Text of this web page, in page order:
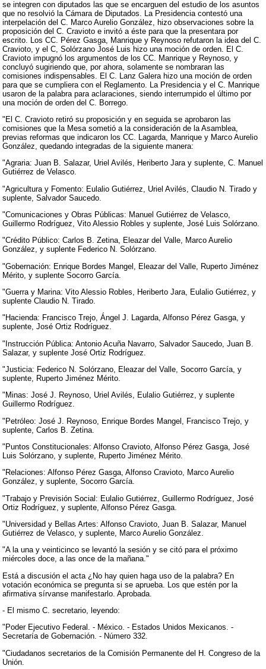
se integren con diputados las que se encarguen del estudio de los asuntos
que no resolvió la Cámara de Diputados. La Presidencia contestó una
interpelación del C. Marco Aurelio González, hizo observaciones sobre la
proposición del C. Cravioto e invitó a éste para que la presentara por
escrito. Los CC. Pérez Gasga, Manrique y Reynoso refutaron la idea del C.
Cravioto, y el C, Solórzano José Luis hizo una moción de orden. El C.
Cravioto impugnó los argumentos de los CC. Manrique y Reynoso, y
concluyó sugiriendo que, por ahora, solamente se nombraran las
comisiones indispensables. El C. Lanz Galera hizo una moción de orden
para que se cumpliera con el Reglamento. La Presidencia y el C. Manrique
usaron de la palabra para aclaraciones, siendo interrumpido el último por
una moción de orden del C. Borrego.
"El C. Cravioto retiró su proposición y en seguida se aprobaron las
comisiones que la Mesa sometió a la consideración de la Asamblea,
previas reformas que indicaron los CC. Lagarda, Manrique y Marco Aurelio
González, quedando integradas de la siguiente manera:
"Agraria: Juan B. Salazar, Uriel Avilés, Heriberto Jara y suplente, C. Manuel
Gutiérrez de Velasco.
"Agricultura y Fomento: Eulalio Gutiérrez, Uriel Avilés, Claudio N. Tirado y
suplente, Salvador Saucedo.
"Comunicaciones y Obras Públicas: Manuel Gutiérrez de Velasco,
Guillermo Rodríguez, Vito Alessio Robles y suplente, José Luis Solórzano.
"Crédito Público: Carlos B. Zetina, Eleazar del Valle, Marco Aurelio
González, y suplente Federico N. Solórzano.
"Gobernación: Enrique Bordes Mangel, Eleazar del Valle, Ruperto Jiménez
Mérito, y suplente Socorro García.
"Guerra y Marina: Vito Alessio Robles, Heriberto Jara, Eulalio Gutiérrez, y
suplente Claudio N. Tirado.
"Hacienda: Francisco Trejo, Ángel J. Lagarda, Alfonso Pérez Gasga, y
suplente, José Ortiz Rodríguez.
"Instrucción Pública: Antonio Acuña Navarro, Salvador Saucedo, Juan B.
Salazar, y suplente José Ortiz Rodríguez.
"Justicia: Federico N. Solórzano, Eleazar del Valle, Socorro García, y
suplente, Ruperto Jiménez Mérito.
"Minas: José J. Reynoso, Uriel Avilés, Eulalio Gutiérrez, y suplente
Guillermo Rodríguez.
"Petróleo: José J. Reynoso, Enrique Bordes Mangel, Francisco Trejo, y
suplente, Carlos B. Zetina.
"Puntos Constitucionales: Alfonso Cravioto, Alfonso Pérez Gasga, José
Luis Solórzano, y suplente, Ruperto Jiménez Mérito.
"Relaciones: Alfonso Pérez Gasga, Alfonso Cravioto, Marco Aurelio
González, y suplente, Socorro García.
"Trabajo y Previsión Social: Eulalio Gutiérrez, Guillermo Rodríguez, José
Ortiz Rodríguez, y suplente, Alfonso Pérez Gasga.
"Universidad y Bellas Artes: Alfonso Cravioto, Juan B. Salazar, Manuel
Gutiérrez de Velasco, y suplente, Marco Aurelio González.
"A la una y veinticinco se levantó la sesión y se citó para el próximo
miércoles doce, a las once de la mañana."
Está a discusión el acta ¿No hay quien haga uso de la palabra? En
votación económica se pregunta si se aprueba. Los que estén por la
afirmativa sírvanse manifestarlo. Aprobada.
- El mismo C. secretario, leyendo:
"Poder Ejecutivo Federal. - México. - Estados Unidos Mexicanos. -
Secretaría de Gobernación. - Número 332.
"Ciudadanos secretarios de la Comisión Permanente del H. Congreso de la
Unión.